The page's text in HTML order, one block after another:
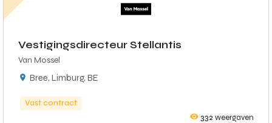
Vestigingsdirecteur Stellantis
Van Mossel
Bree, Limburg, BE
Vast contract
332 weergaven